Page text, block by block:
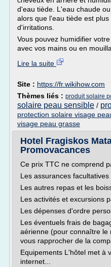
d'eau tiède. L'eau chaude
alors que l'eau tiède est
d'irritations.
Vous pouvez humidifier
avec vos mains ou en
Lire la suite
Site : https://fr.wikihow.com
Thèmes liés : produit solaire
solaire peau sensible /
protection solaire visage
visage peau grasse
Hotel Fragiskos
Promovacances
Ce prix TTC ne comprend
Les assurances facultatives
Les autres repas et les
Les activités et excursions
Les dépenses d'ordre
Les éventuels frais de
aérienne (pour connaître le
vous rapprocher de la
Equipements L'hôtel met à
internet...